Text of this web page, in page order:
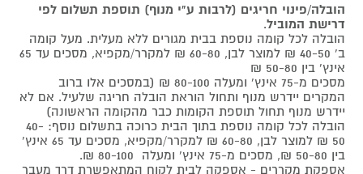
הובלה/פינוי חריגים (לרבות ע"י מנוף) תוספת תשלום לפי
דרישת המוביל.
הובלה לכל קומה נוספת בבית מגורים ללא מעלית. מעל קומה
ב' 40-50 ₪ למוצר לבן, 60-80 ₪ למקרר/מקפיא, מסכים עד 65
אינץ' בין 50-80 ₪
מסכים מ-75 אינץ' ומעלה 80-100 ₪ (במסכים אלו ברוב
המקרים יידרש מנוף ותחול הוראת הובלה חריגה שלעיל. אם לא
יידרש מנוף תחול תוספת הקומות כבר מהקומה הראשונה)
הובלה לכל קומה נוספת בתוך הבית כרוכה בתשלום נוסף: 40-
50 ₪ למוצר לבן, 60-80 ₪ למקרר/מקפיא, מסכים עד 65 אינץ'
בין 50-80 ₪, מסכים מ-75 אינץ' ומעלה 80-100 ₪.
אספקת מקררים - אספקה לבית לקוח המתאפשרת דרך מעבר